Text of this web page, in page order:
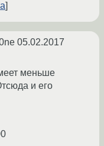
05.02.2017
меньше
и его